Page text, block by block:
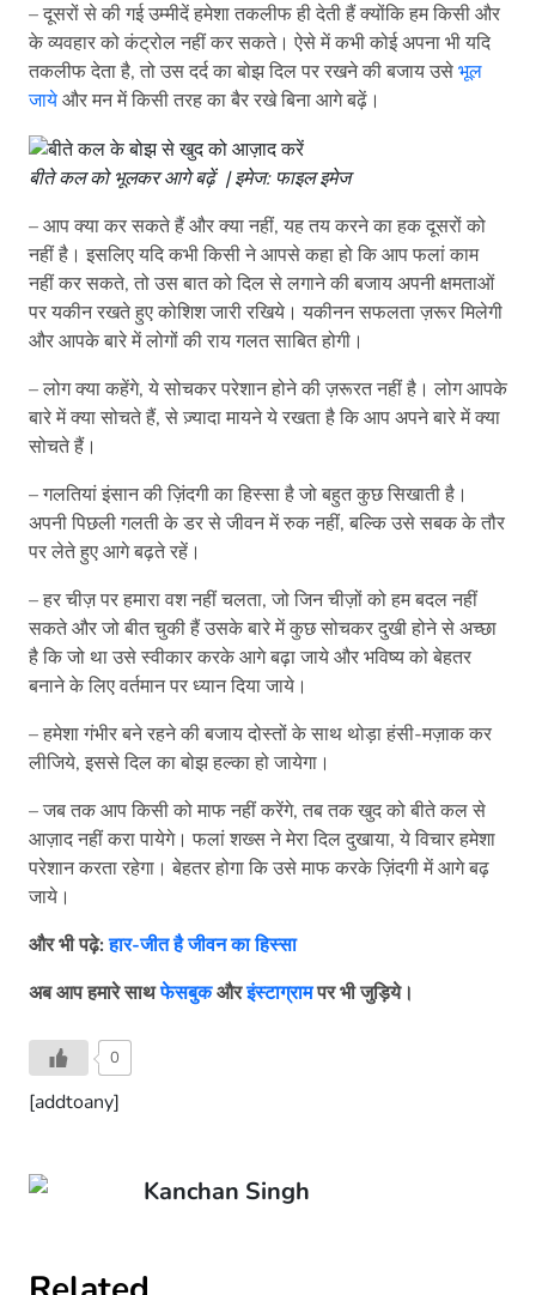
– दूसरों से की गई उम्मीदें हमेशा तकलीफ ही देती हैं क्योंकि हम किसी और
के व्यवहार को कंट्रोल नहीं कर सकते। ऐसे में कभी कोई अपना भी यदि
तकलीफ देता है, तो उस दर्द का बोझ दिल पर रखने की बजाय उसेभूल
जायेऔर मन में किसी तरह का बैर रखे बिना आगे बढ़ें।
बीते कल को भूलकर आगे बढ़ें | इमेज: फाइल इमेज
– आप क्या कर सकते हैं और क्या नहीं, यह तय करने का हक दूसरों को
नहीं है। इसलिए यदि कभी किसी ने आपसे कहा हो कि आप फलां काम
नहीं कर सकते, तो उस बात को दिल से लगाने की बजाय अपनी क्षमताओं
पर यकीन रखते हुए कोशिश जारी रखिये। यकीनन सफलता ज़रूर मिलेगी
और आपके बारे में लोगों की राय गलत साबित होगी।
– लोग क्या कहेंगे, ये सोचकर परेशान होने की ज़रूरत नहीं है। लोग आपके
बारे में क्या सोचते हैं, से ज़्यादा मायने ये रखता है कि आप अपने बारे में क्या
सोचते हैं।
– गलतियां इंसान की ज़िंदगी का हिस्सा है जो बहुत कुछ सिखाती है।
अपनी पिछली गलती के डर से जीवन में रुक नहीं, बल्कि उसे सबक के तौर
पर लेते हुए आगे बढ़ते रहें।
– हर चीज़ पर हमारा वश नहीं चलता, जो जिन चीज़ों को हम बदल नहीं
सकते और जो बीत चुकी हैं उसके बारे में कुछ सोचकर दुखी होने से अच्छा
है कि जो था उसे स्वीकार करके आगे बढ़ा जाये और भविष्य को बेहतर
बनाने के लिए वर्तमान पर ध्यान दिया जाये।
– हमेशा गंभीर बने रहने की बजाय दोस्तों के साथ थोड़ा हंसी-मज़ाक कर
लीजिये, इससे दिल का बोझ हल्का हो जायेगा।
– जब तक आप किसी को माफ नहीं करेंगे, तब तक खुद को बीते कल से
आज़ाद नहीं करा पायेगे। फलां शख्स ने मेरा दिल दुखाया, ये विचार हमेशा
परेशान करता रहेगा। बेहतर होगा कि उसे माफ करके ज़िंदगी में आगे बढ़
जाये।
और भी पढ़े:हार-जीत है जीवन का हिस्सा
अब आप हमारे साथफेसबुकऔरइंस्टाग्रामपर भी जुड़िये।
0
[addtoany]
Kanchan Singh